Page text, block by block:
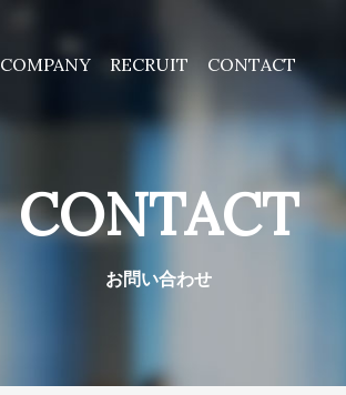
COMPANY RECRUIT CONTACT
CONTACT
お問い合わせ